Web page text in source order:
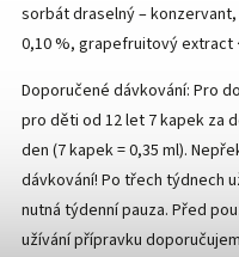
sorbát draselný –
0,10 %, grapefruitový extract
Doporučené dávkování: Pro
pro děti od 12 let 7 kapek za
den (7 kapek = 0,35 ml).
dávkování! Po třech týdnech
nutná týdenní pauza. Před
užívání přípravku